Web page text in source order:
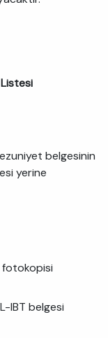
belgesinin
yerine
fotokopisi
IBT belgesi